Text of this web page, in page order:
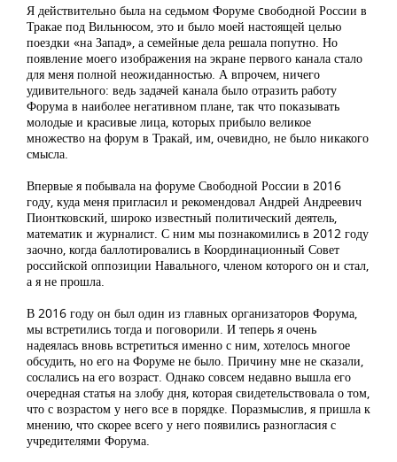
Я действительно была на седьмом Форуме cвободной России в
Тракае под Вильнюсом, это и было моей настоящей целью
поездки «на Запад», а семейные дела решала попутно. Но
появление моего изображения на экране первого канала стало
для меня полной неожиданностью. А впрочем, ничего
удивительного: ведь задачей канала было отразить работу
Форума в наиболее негативном плане, так что показывать
молодые и красивые лица, которых прибыло великое
множество на форум в Тракай, им, очевидно, не было никакого
смысла.
Впервые я побывала на форуме Свободной России в 2016
году, куда меня пригласил и рекомендовал Андрей Андреевич
Пионтковский, широко известный политический деятель,
математик и журналист. С ним мы познакомились в 2012 году
заочно, когда баллотировались в Координационный Совет
российской оппозиции Навального, членом которого он и стал,
а я не прошла.
В 2016 году он был один из главных организаторов Форума,
мы встретились тогда и поговорили. И теперь я очень
надеялась вновь встретиться именно с ним, хотелось многое
обсудить, но его на Форуме не было. Причину мне не сказали,
сослались на его возраст. Однако совсем недавно вышла его
очередная статья на злобу дня, которая свидетельствовала о том,
что с возрастом у него все в порядке. Поразмыслив, я пришла к
мнению, что скорее всего у него появились разногласия с
учредителями Форума.